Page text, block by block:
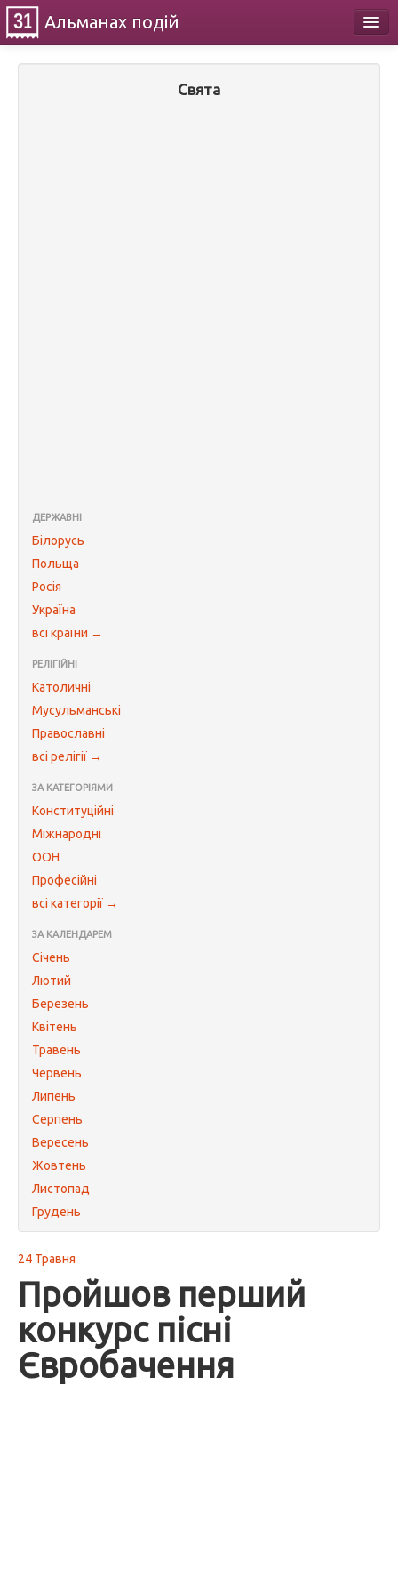
Альманах подій
Свята
ДЕРЖАВНІ
Білорусь
Польща
Росія
Україна
всі країни →
РЕЛІГІЙНІ
Католичні
Мусульманські
Православні
всі релігії →
ЗА КАТЕГОРІЯМИ
Конституційні
Міжнародні
ООН
Професійні
всі категорії →
ЗА КАЛЕНДАРЕМ
Січень
Лютий
Березень
Квітень
Травень
Червень
Липень
Серпень
Вересень
Жовтень
Листопад
Грудень
24 Травня
Пройшов перший
конкурс пісні
Євробачення